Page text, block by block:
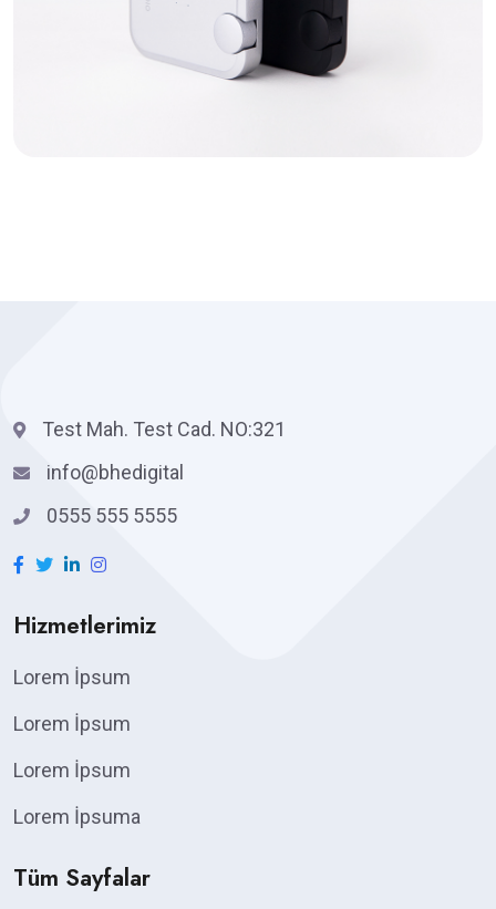
Test Mah. Test Cad. NO:321
info@bhedigital
0555 555 5555
Hizmetlerimiz
Lorem İpsum
Lorem İpsum
Lorem İpsum
Lorem İpsuma
Tüm Sayfalar